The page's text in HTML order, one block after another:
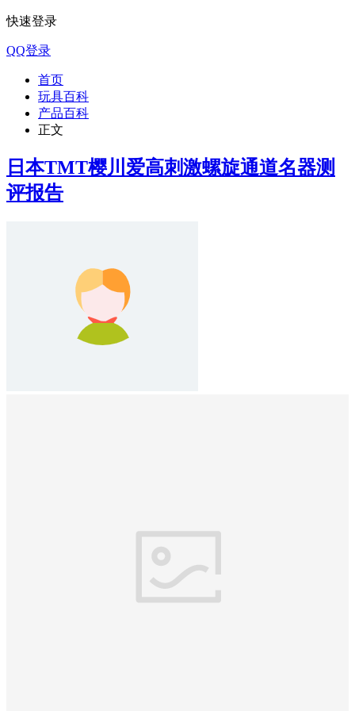
快速登录
QQ登录
首页
玩具百科
产品百科
正文
日本TMT樱川爱高刺激螺旋通道名器测
评报告